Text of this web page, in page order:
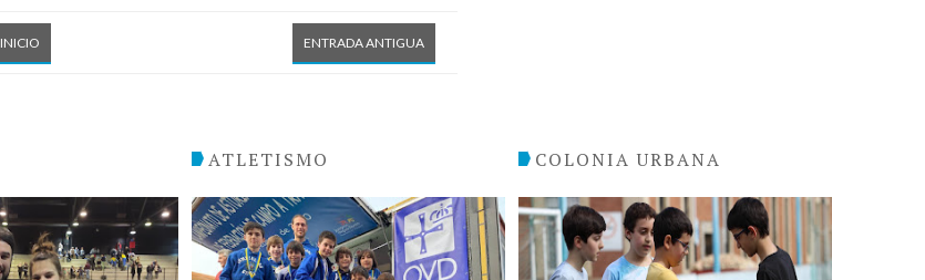
ENTRADA ANTIGUA
INICIO
ATLETISMO COLONIA URBANA